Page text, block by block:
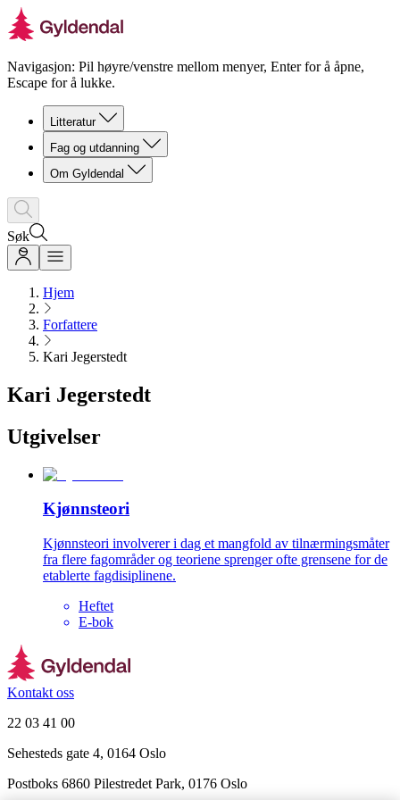
Navigasjon: Pil høyre/venstre mellom menyer, Enter for å åpne,
Escape for å lukke.
Litteratur
Fag og utdanning
Om Gyldendal
Søk
Hjem
Forfattere
Kari Jegerstedt
Kari Jegerstedt
Utgivelser
Kjønnsteori
Kjønnsteori involverer i dag et mangfold av tilnærmingsmåter
fra flere fagområder og teoriene sprenger ofte grensene for de
etablerte fagdisiplinene.
Heftet
E-bok
Kontakt oss
22 03 41 00
Sehesteds gate 4, 0164 Oslo
Postboks 6860 Pilestredet Park, 0176 Oslo